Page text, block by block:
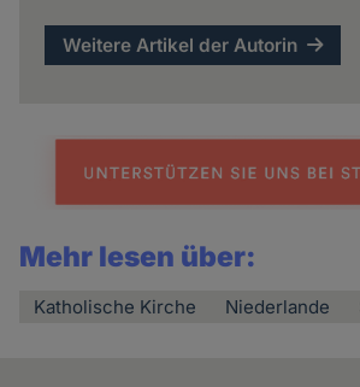
Weitere Artikel der Autorin
Mehr lesen über:
Katholische Kirche Niederlande